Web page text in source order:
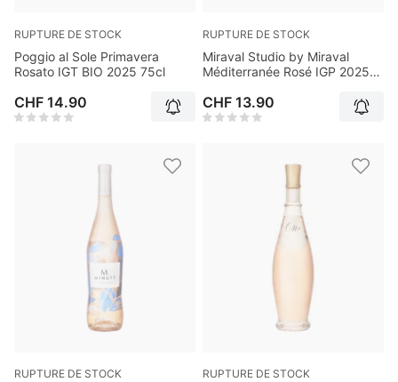
RUPTURE DE STOCK
Poggio al Sole Primavera
Rosato IGT BIO 2025 75cl
CHF 14.90
RUPTURE DE STOCK
Miraval Studio by Miraval
Méditerranée Rosé IGP 2025
CHF 13.90
RUPTURE DE STOCK RUPTURE DE STOCK